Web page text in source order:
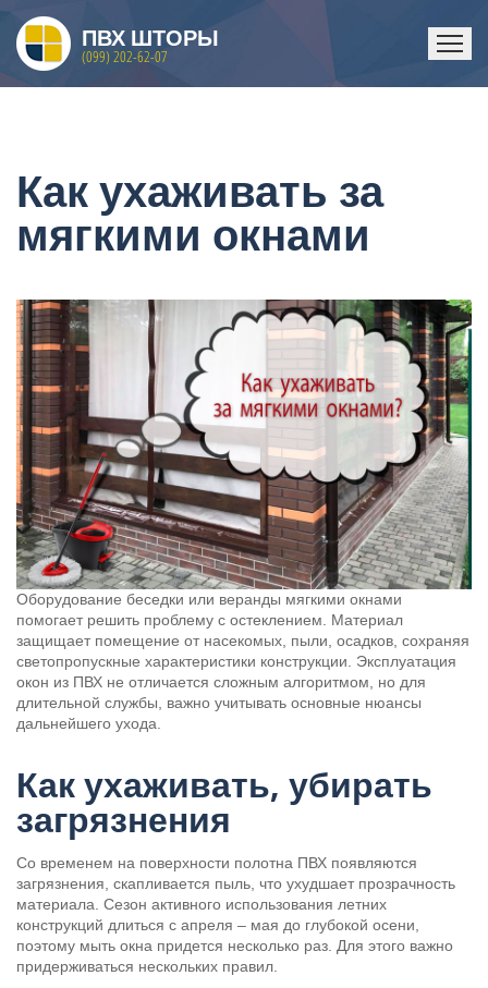
ПВХ ШТОРЫ
(099) 202-62-07
Как ухаживать за
мягкими окнами
Оборудование беседки или веранды мягкими окнами
помогает решить проблему с остеклением. Материал
защищает помещение от насекомых, пыли, осадков, сохраняя
светопропускные характеристики конструкции. Эксплуатация
окон из ПВХ не отличается сложным алгоритмом, но для
длительной службы, важно учитывать основные нюансы
дальнейшего ухода.
Как ухаживать, убирать
загрязнения
Со временем на поверхности полотна ПВХ появляются
загрязнения, скапливается пыль, что ухудшает прозрачность
материала. Сезон активного использования летних
конструкций длиться с апреля – мая до глубокой осени,
поэтому мыть окна придется несколько раз. Для этого важно
придерживаться нескольких правил.